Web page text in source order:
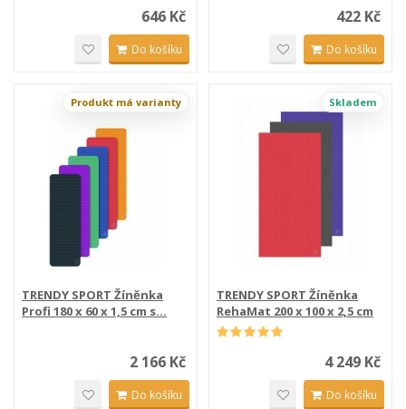
646 Kč
Do košíku
422 Kč
Do košíku
Produkt má varianty
TRENDY SPORT Žíněnka
Profi 180 x 60 x 1,5 cm s...
2 166 Kč
Do košíku
Skladem
TRENDY SPORT Žíněnka
RehaMat 200 x 100 x 2,5 cm
4 249 Kč
Do košíku